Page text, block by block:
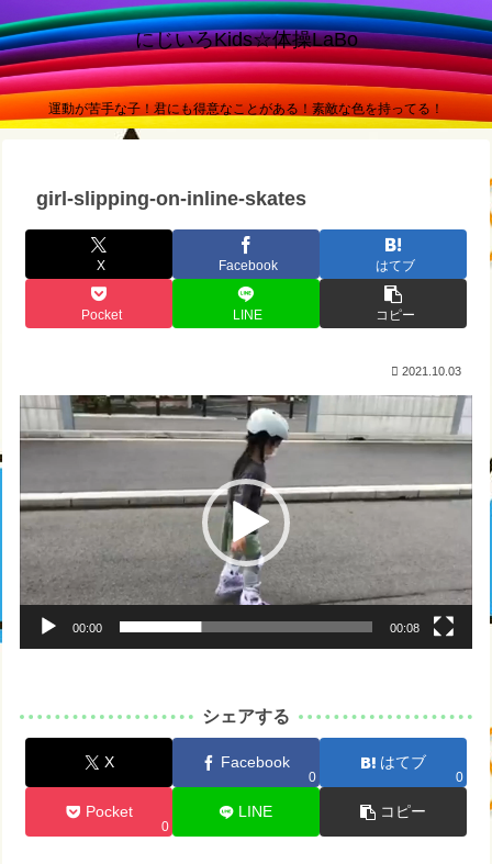
にじいろKids☆体操LaBo
運動が苦手な子！君にも得意なことがある！素敵な色を持ってる！
girl-slipping-on-inline-skates
X Facebook はてブ
Pocket LINE コピー
2021.10.03
動
画
レ
ー
ヤ
ー
00:00 00:08
シェアする
X Facebook
0
はてブ
0
Pocket
0
LINE コピー